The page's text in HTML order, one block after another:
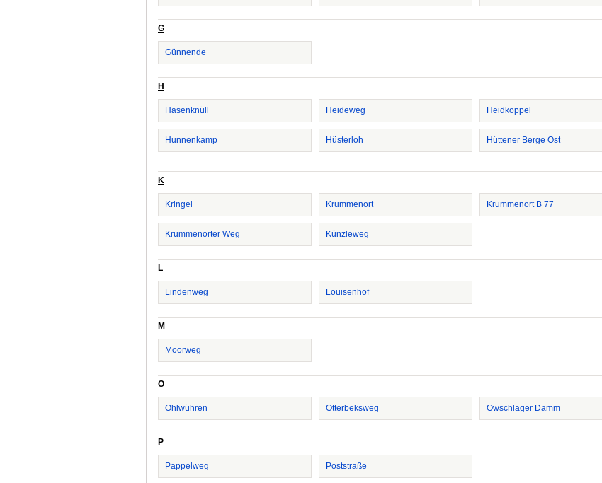
G
Günnende
H
Hasenknüll Heideweg Heidkoppel
Hunnenkamp Hüsterloh Hüttener Berge Ost
K
Kringel Krummenort Krummenort B 77
Krummenorter Weg Künzleweg
L
Lindenweg Louisenhof
M
Moorweg
O
Ohlwühren Otterbeksweg Owschlager Damm
P
Pappelweg Poststraße